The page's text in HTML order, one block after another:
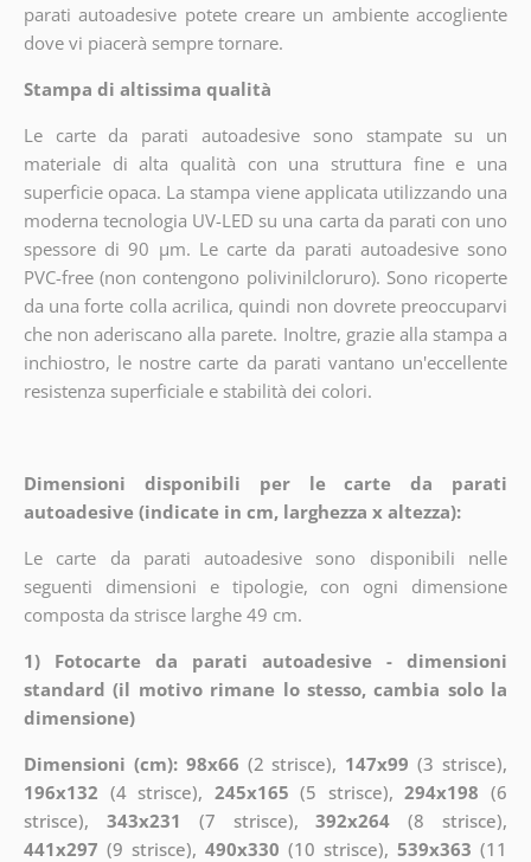
parati autoadesive potete creare un ambiente accogliente
dove vi piacerà sempre tornare.
Stampa di altissima qualità
Le carte da parati autoadesive sono stampate su un
materiale di alta qualità con una struttura fine e una
superficie opaca. La stampa viene applicata utilizzando una
moderna tecnologia UV-LED su una carta da parati con uno
spessore di 90 µm. Le carte da parati autoadesive sono
PVC-free (non contengono polivinilcloruro). Sono ricoperte
da una forte colla acrilica, quindi non dovrete preoccuparvi
che non aderiscano alla parete. Inoltre, grazie alla stampa a
inchiostro, le nostre carte da parati vantano un'eccellente
resistenza superficiale e stabilità dei colori.
Dimensioni disponibili per le carte da parati
autoadesive (indicate in cm, larghezza x altezza):
Le carte da parati autoadesive sono disponibili nelle
seguenti dimensioni e tipologie, con ogni dimensione
composta da strisce larghe 49 cm.
1) Fotocarte da parati autoadesive - dimensioni
standard (il motivo rimane lo stesso, cambia solo la
dimensione)
Dimensioni (cm): 98x66 (2 strisce), 147x99 (3 strisce),
196x132 (4 strisce), 245x165 (5 strisce),294x198 (6
strisce), 343x231 (7 strisce),392x264 (8 strisce),
441x297 (9 strisce), 490x330 (10 strisce),539x363 (11